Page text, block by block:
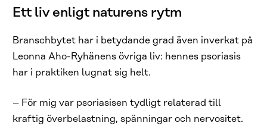
Ett liv enligt naturens rytm
Branschbytet har i betydande grad även inverkat på
Leonna Aho-Ryhänens övriga liv: hennes psoriasis
har i praktiken lugnat sig helt.
– För mig var psoriasisen tydligt relaterad till
kraftig överbelastning, spänningar och nervositet.